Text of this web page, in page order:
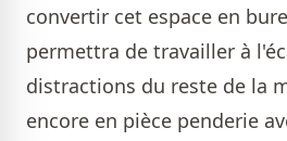
convertir cet espace en
permettra de travailler à
distractions du reste de la
encore en pièce penderie